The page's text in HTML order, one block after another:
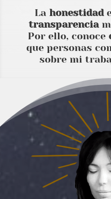
La honestidad
transparencia
Por ello, conoce
que personas
sobre mi